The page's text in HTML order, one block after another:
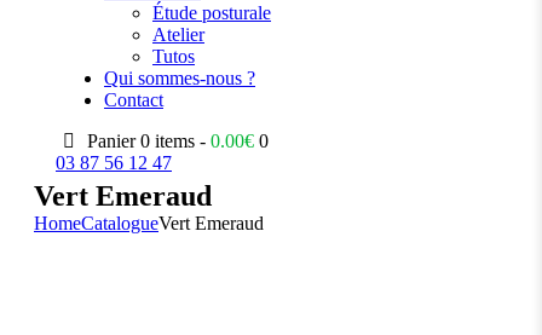
Étude posturale
Atelier
Tutos
Qui sommes-nous ?
Contact
Panier 0 items -0.00€ 0
03 87 56 12 47
Vert Emeraud
HomeCatalogueVert Emeraud